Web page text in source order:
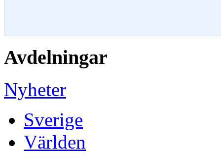
Avdelningar
Nyheter
Sverige
Världen